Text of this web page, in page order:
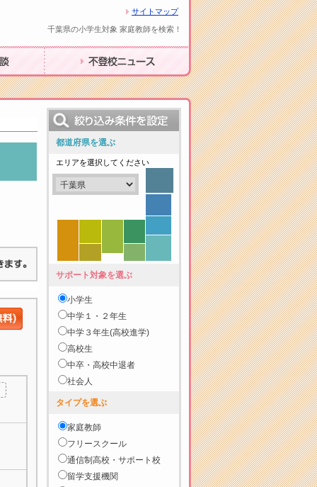
サイトマップ
千葉県の小学生対象 家庭教師を検索！
不登校ニュース
都道府県を選ぶ
エリアを選択してください
サポート対象を選ぶ
小学生
中学１・２年生
中学３年生(高校進学)
高校生
中卒・高校中退者
社会人
タイプを選ぶ
家庭教師
フリースクール
通信制高校・サポート校
留学支援機関